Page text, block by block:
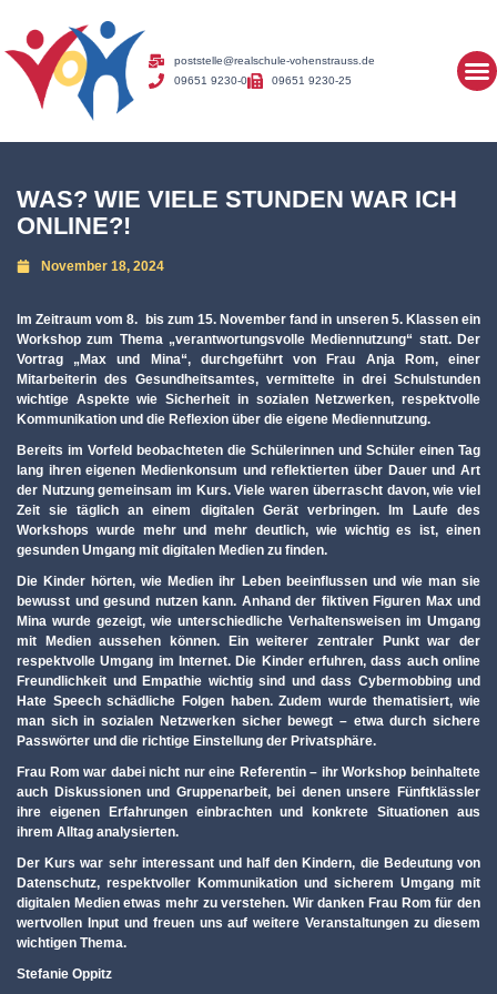
poststelle@realschule-vohenstrauss.de
09651 9230-0
09651 9230-25
WAS? WIE VIELE STUNDEN WAR ICH
ONLINE?!
November 18, 2024
Im Zeitraum vom 8. bis zum 15. November fand in unseren 5. Klassen ein
Workshop zum Thema „verantwortungsvolle Mediennutzung“ statt. Der
Vortrag „Max und Mina“, durchgeführt von Frau Anja Rom, einer
Mitarbeiterin des Gesundheitsamtes, vermittelte in drei Schulstunden
wichtige Aspekte wie Sicherheit in sozialen Netzwerken, respektvolle
Kommunikation und die Reflexion über die eigene Mediennutzung.
Bereits im Vorfeld beobachteten die Schülerinnen und Schüler einen Tag
lang ihren eigenen Medienkonsum und reflektierten über Dauer und Art
der Nutzung gemeinsam im Kurs. Viele waren überrascht davon, wie viel
Zeit sie täglich an einem digitalen Gerät verbringen. Im Laufe des
Workshops wurde mehr und mehr deutlich, wie wichtig es ist, einen
gesunden Umgang mit digitalen Medien zu finden.
Die Kinder hörten, wie Medien ihr Leben beeinflussen und wie man sie
bewusst und gesund nutzen kann. Anhand der fiktiven Figuren Max und
Mina wurde gezeigt, wie unterschiedliche Verhaltensweisen im Umgang
mit Medien aussehen können. Ein weiterer zentraler Punkt war der
respektvolle Umgang im Internet. Die Kinder erfuhren, dass auch online
Freundlichkeit und Empathie wichtig sind und dass Cybermobbing und
Hate Speech schädliche Folgen haben. Zudem wurde thematisiert, wie
man sich in sozialen Netzwerken sicher bewegt – etwa durch sichere
Passwörter und die richtige Einstellung der Privatsphäre.
Frau Rom war dabei nicht nur eine Referentin – ihr Workshop beinhaltete
auch Diskussionen und Gruppenarbeit, bei denen unsere Fünftklässler
ihre eigenen Erfahrungen einbrachten und konkrete Situationen aus
ihrem Alltag analysierten.
Der Kurs war sehr interessant und half den Kindern, die Bedeutung von
Datenschutz, respektvoller Kommunikation und sicherem Umgang mit
digitalen Medien etwas mehr zu verstehen. Wir danken Frau Rom für den
wertvollen Input und freuen uns auf weitere Veranstaltungen zu diesem
wichtigen Thema.
Stefanie Oppitz